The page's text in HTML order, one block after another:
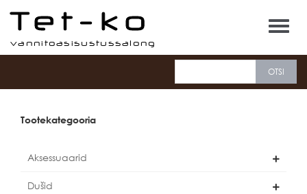
Tet-ko
Tootekategooria
Aksessuaarid
Dušid